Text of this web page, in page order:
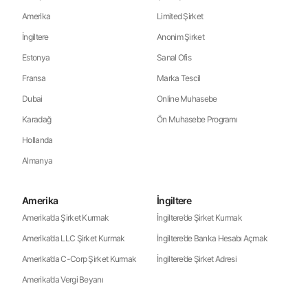
Amerika
İngiltere
Estonya
Fransa
Dubai
Karadağ
Hollanda
Almanya
Limited Şirket
Anonim Şirket
Sanal Ofis
Marka Tescil
Online Muhasebe
Ön Muhasebe Programı
Amerika
Amerika’da Şirket Kurmak
Amerika’da LLC Şirket Kurmak
Amerika’da C-Corp Şirket Kurmak
Amerika’da Vergi Beyanı
İngiltere
İngiltere’de Şirket Kurmak
İngiltere’de Banka Hesabı Açmak
İngiltere’de Şirket Adresi